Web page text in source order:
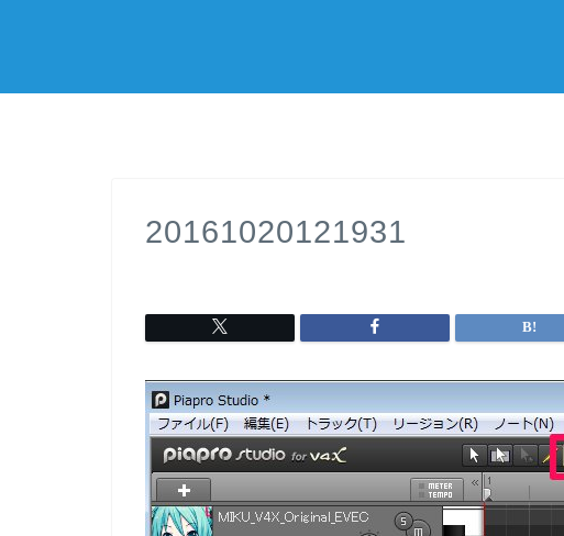
20161020121931